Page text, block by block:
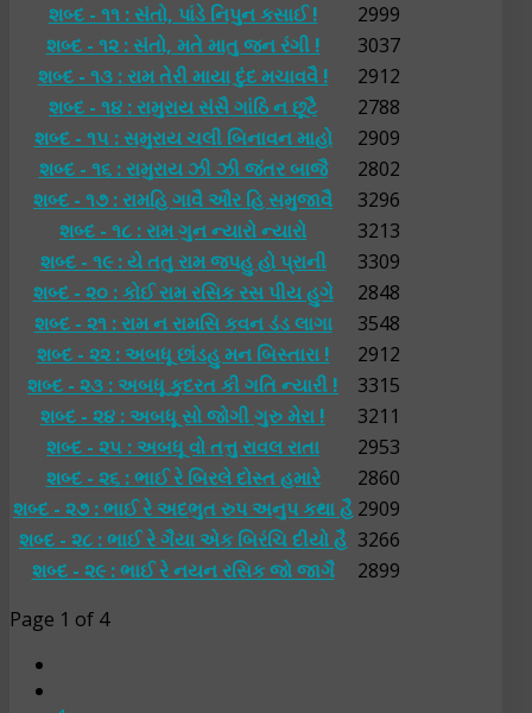
શબ્દ - ૧૧ : સંતો, પાંડે નિપુન કસાઈ !
2999
શબ્દ - ૧૨ : સંતો, મતે માતુ જન રંગી !
3037
શબ્દ - ૧૩ : રામ તેરી માયા દુંદ મચાવવૈ !
2912
શબ્દ - ૧૪ : રામુરાય સંસૈ ગાંઠિ ન છૂટૈ
2788
શબ્દ - ૧૫ : સમુરાય ચલી બિનાવન માહો
2909
શબ્દ - ૧૬ : રામુરાય ઝી ઝી જંતર બાજૈ
2802
શબ્દ - ૧૭ : રામહિ ગાવૈ ઔર હિ સમુજાવૈ
3296
શબ્દ - ૧૮ : રામ ગુન ન્યારો ન્યારો
3213
શબ્દ - ૧૯ : યે તતુ રામ જપહુ હો પ્રાની
3309
શબ્દ - ૨૦ : કોઈ રામ રસિક રસ પીય હુગે
2848
શબ્દ - ૨૧ : રામ ન રામસિ કવન ડંડ લાગા
3548
શબ્દ - ૨૨ : અબધૂ છાંડહુ મન બિસ્તારા !
2912
શબ્દ - ૨૩ : અબધૂ કુદરત કી ગતિ ન્યારી !
3315
શબ્દ - ૨૪ : અબધૂ સો જોગી ગુરુ મેરા !
3211
શબ્દ - ૨૫ : અબધૂ વો તત્તુ રાવલ રાતા
2953
શબ્દ - ૨૬ : ભાઈ રે બિરલે દોસ્ત હમારે
2860
શબ્દ - ૨૭ : ભાઈ રે અદભુત રુપ અનુપ કથા હૈ 2909
શબ્દ - ૨૮ : ભાઈ રે ગૈયા એક બિરંચિ દીયો હૈ 3266
શબ્દ - ૨૯ : ભાઈ રે નયન રસિક જો જાગૈ
2899
Page 1 of 4